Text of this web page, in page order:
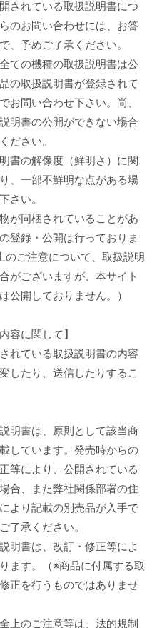
されている取扱説明書につ
のお問い合わせには、お答
、予めご了承ください。
ての機種の取扱説明書は公
の取扱説明書が登録されて
お問い合わせ下さい。尚、
明書の公開ができない場合
ださい。
書の解像度（鮮明さ）に関
、一部不鮮明な点がある場
さい。
が同梱されていることがあ
登録・公開は行っておりま
ご注意について、取扱説明
がございますが、本サイト
公開しておりません。）
容に関して】
れている取扱説明書の内容
したり、送信したりするこ
明書は、原則として該当商
しています。発売時からの
等により、公開されている
合、また弊社関係部署の住
より記載の別売品が入手で
了承ください。
明書は、改訂・修正等によ
ます。（※商品に付属する取
正を行うものではありませ
上のご注意等は、法的規制